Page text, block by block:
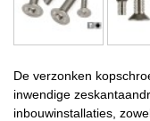
De verzonken
inwendige
inbouwinstallaties,